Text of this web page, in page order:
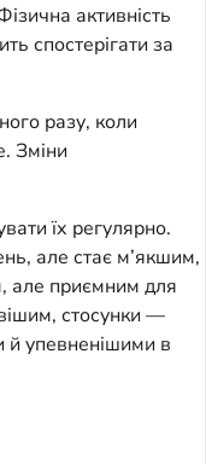
активність
спостерігати за
разу, коли
Зміни
їх регулярно.
але стає м’якшим,
але приємним для
стосунки —
й упевненішими в